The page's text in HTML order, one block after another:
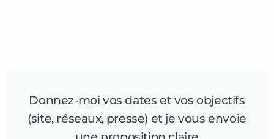
Donnez-moi vos dates et vos objectifs
(site, réseaux, presse) et je vous envoie